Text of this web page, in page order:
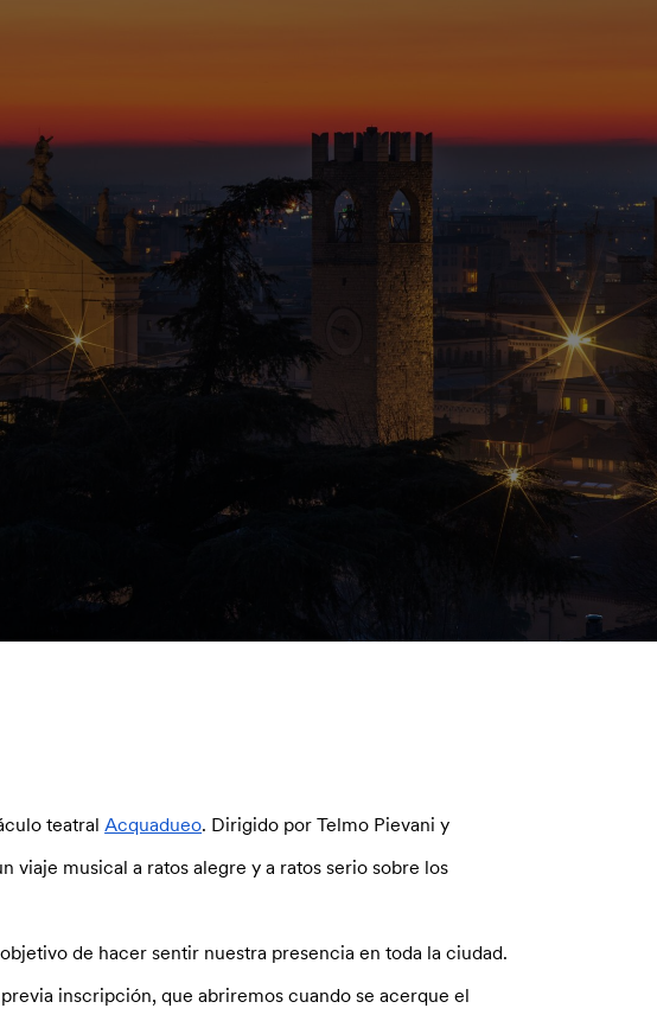
teatralAcquadueo. Dirigido por Telmo Pievani y
viaje musical a ratos alegre y a ratos serio sobre los
de hacer sentir nuestra presencia en toda la ciudad.
inscripción, que abriremos cuando se acerque el